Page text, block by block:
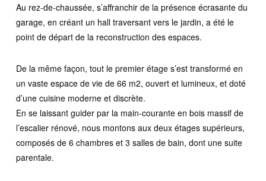
Au rez-de-chaussée, s’affranchir de la présence écrasante du
garage, en créant un hall traversant vers le jardin, a été le
point de départ de la reconstruction des espaces.
De la même façon, tout le premier étage s’est transformé en
un vaste espace de vie de 66 m2, ouvert et lumineux, et doté
d’une cuisine moderne et discrète.
En se laissant guider par la main-courante en bois massif de
l’escalier rénové, nous montons aux deux étages supérieurs,
composés de 6 chambres et 3 salles de bain, dont une suite
parentale.